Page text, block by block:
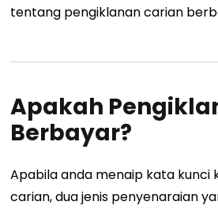
tentang pengiklanan carian
Apakah
Berbayar?
Apabila anda menaip kata kunci
carian, dua jenis penyenaraian